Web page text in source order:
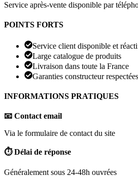
Service après-vente disponible par
POINTS FORTS
Service client disponible et
Large catalogue de produits
Livraison dans toute la France
Garanties constructeur respectées
INFORMATIONS PRATIQUES
📧 Contact email
Via le formulaire de contact du site
⏱️ Délai de réponse
Généralement sous 24-48h ouvrées